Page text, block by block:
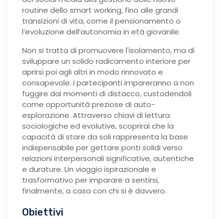
routine dello smart working, fino alle grandi
transizioni di vita, come il pensionamento o
l’evoluzione dell’autonomia in età giovanile.
Non si tratta di promuovere l'isolamento, ma di
sviluppare un solido radicamento interiore per
aprirsi poi agli altri in modo rinnovato e
consapevole. I partecipanti impareranno a non
fuggire dai momenti di distacco, custodendoli
come opportunità preziose di auto-
esplorazione. Attraverso chiavi di lettura
sociologiche ed evolutive, scoprirai che la
capacità di stare da soli rappresenta la base
indispensabile per gettare ponti solidi verso
relazioni interpersonali significative, autentiche
e durature. Un viaggio ispirazionale e
trasformativo per imparare a sentirsi,
finalmente, a casa con chi si è davvero.
Obiettivi